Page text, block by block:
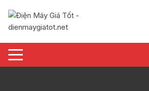
nội